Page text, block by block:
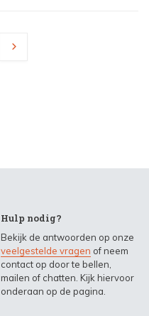
Hulp nodig?
Bekijk de antwoorden op onze
veelgestelde vragen of neem
contact op door te bellen,
mailen of chatten. Kijk hiervoor
onderaan op de pagina.